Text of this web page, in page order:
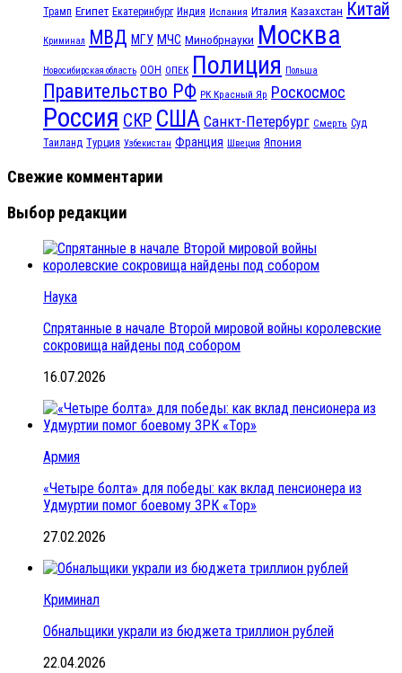
Трамп Египет Екатеринбург Индия Испания Италия Казахстан Китай
Криминал МВД МГУ МЧС Минобрнауки Москва
Новосибирская область ООН ОПЕК Полиция Польша
Правительство РФ РК Красный Яр Роскосмос
Россия СКР США Санкт-Петербург Смерть Суд
Таиланд Турция Узбекистан Франция Швеция Япония
Свежие комментарии
Выбор редакции
Наука
Спрятанные в начале Второй мировой войны королевские
сокровища найдены под собором
16.07.2026
Армия
«Четыре болта» для победы: как вклад пенсионера из
Удмуртии помог боевому ЗРК «Тор»
27.02.2026
Криминал
Обнальщики украли из бюджета триллион рублей
22.04.2026